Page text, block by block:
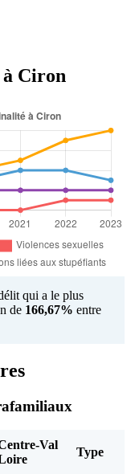
Ciron
qui a le plus
de 166,67% entre
Val
Type